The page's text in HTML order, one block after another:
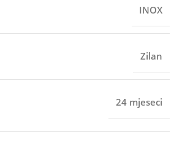
INOX
Zilan
24 mjeseci